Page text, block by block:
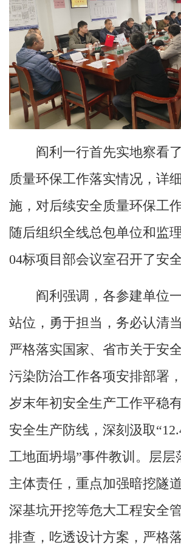
阎利一行首先实地察看
质量环保工作落实情况，详
施，对后续安全质量环保工
随后组织全线总包单位和监
04标项目部会议室召开了安
阎利强调，各参建单位
站位，勇于担当，务必认清
严格落实国家、省市关于安
污染防治工作各项安排部署
岁末年初安全生产工作平稳
安全生产防线，深刻汲取
工地面坍塌”事件教训。层层
主体责任，重点加强暗挖隧
深基坑开挖等危大工程安全
排查，吃透设计方案，严格